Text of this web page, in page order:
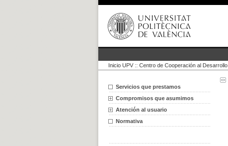
Inicio UPV :: Centro de Cooperación al Desarrollo
Servicios que prestamos
Compromisos que asumimos
Atención al usuario
Normativa